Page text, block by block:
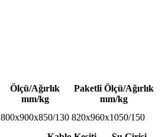
Ölçü/Ağırlık
mm/kg
Paketli Ölçü/Ağırlık
mm/kg
800x900x850/130 820x960x1050/150